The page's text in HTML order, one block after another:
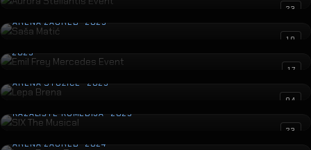
23
Saša Matić
ARENA ZAGREB · 2025
10
Emil Frey Mercedes Event
2025
17
Lepa Brena
ARENA STOŽICE · 2025
04
SIX The Musical
KAZALIŠTE KOMEDIJA · 2025
23
Lepa Brena Tour
ARENA ZAGREB · 2024